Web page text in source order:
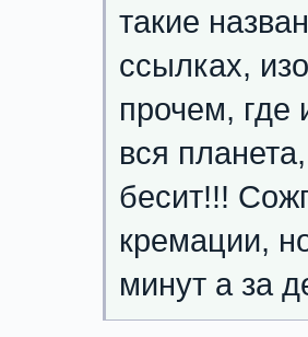
такие
ссылках,
прочем, где
вся
бесит!!!
кремации,
минут а за